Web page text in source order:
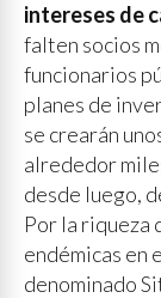
intereses de
falten socios
funcionarios
planes de
se crearán
alrededor
desde luego,
Por la riqueza
endémicas en
denominado